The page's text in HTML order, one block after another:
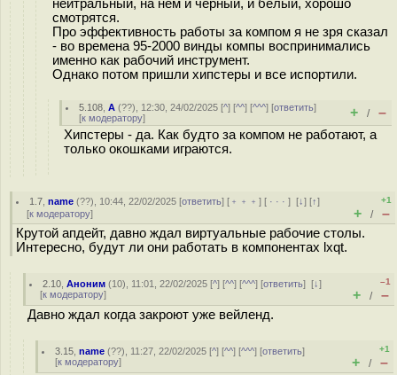
нейтральный, на нем и черный, и белый, хорошо
смотрятся.
Про эффективность работы за компом я не зря сказал
- во времена 95-2000 винды компы воспринимались
именно как рабочий инструмент.
Однако потом пришли хипстеры и все испортили.
5.108 ,А (??), 12:30, 24/02/2025 [^] [^^] [^^^] [ответить]
[к модератору] + / –
Хипстеры - да. Как будто за компом не работают, а
только окошками играются.
1.7 ,name (??), 10:44, 22/02/2025 [ответить] [ ﹢﹢﹢] [ · · ·][↓] [↑]
[к модератору]
+1
+ / –
Крутой апдейт, давно ждал виртуальные рабочие столы.
Интересно, будут ли они работать в компонентах lxqt.
2.10 ,Аноним (10), 11:01, 22/02/2025 [^] [^^] [^^^] [ответить][↓]
[к модератору]
–1
+ / –
Давно ждал когда закроют уже вейленд.
3.15 ,name (??), 11:27, 22/02/2025 [^] [^^] [^^^] [ответить]
[к модератору]
+1
+ / –